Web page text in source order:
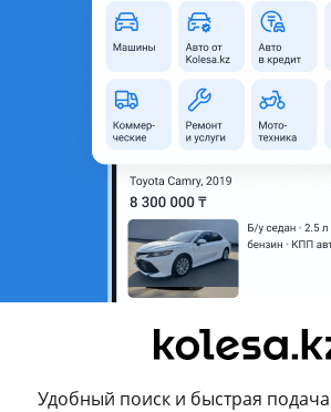
Удобный поиск и быстрая
Астана,
область
Новая
Возможна рассрочка или
Да
Подходит на авто
Toyota Alphard
2002 - 2005 1 поколение (H1), 2005 -